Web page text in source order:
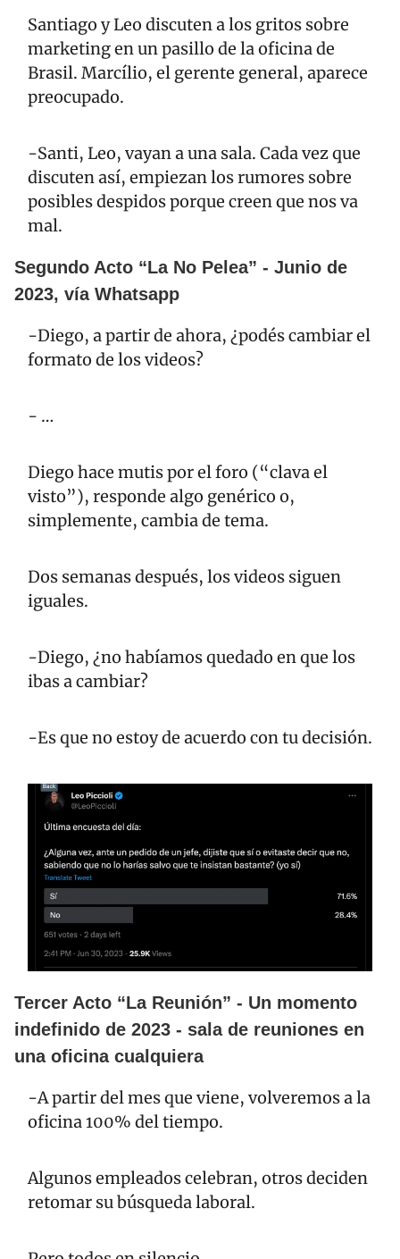
Santiago y Leo discuten a los gritos sobre
marketing en un pasillo de la oficina de
Brasil. Marcílio, el gerente general, aparece
preocupado.
-Santi, Leo, vayan a una sala. Cada vez que
discuten así, empiezan los rumores sobre
posibles despidos porque creen que nos va
mal.
Segundo Acto “La No Pelea” - Junio de
2023, vía Whatsapp
-Diego, a partir de ahora, ¿podés cambiar el
formato de los videos?
- …
Diego hace mutis por el foro (“clava el
visto”), responde algo genérico o,
simplemente, cambia de tema.
Dos semanas después, los videos siguen
iguales.
-Diego, ¿no habíamos quedado en que los
ibas a cambiar?
-Es que no estoy de acuerdo con tu decisión.
Tercer Acto “La Reunión” - Un momento
indefinido de 2023 - sala de reuniones en
una oficina cualquiera
-A partir del mes que viene, volveremos a la
oficina 100% del tiempo.
Algunos empleados celebran, otros deciden
retomar su búsqueda laboral.